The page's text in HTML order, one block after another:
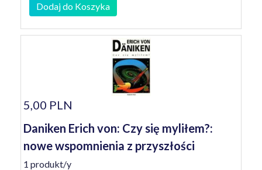
Dodaj do Koszyka
5,00 PLN
Daniken Erich von: Czy się myliłem?:
nowe wspomnienia z przyszłości
1 produkt/y